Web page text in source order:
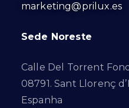
marketing@prilux.es
Sede Noreste
Calle Del Torrent
08791. Sant Llorenç
Espanha